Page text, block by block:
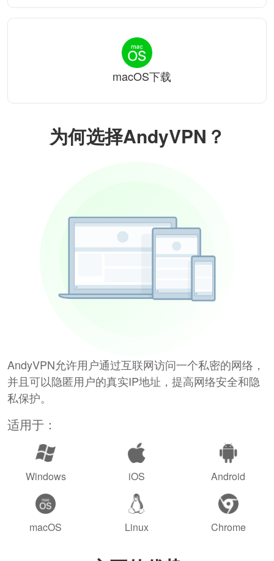
为何选择AndyVPN？
AndyVPN允许用户通过互联网访问一个私密的网络，
并且可以隐匿用户的真实IP地址，提高网络安全和隐
私保护。
适用于：
Windows iOS Android
macOS Linux Chrome
macOS下载